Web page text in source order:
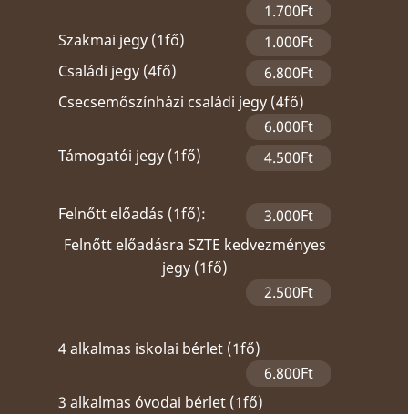
1.700Ft
Szakmai jegy (1fő)
1.000Ft
Családi jegy (4fő)
6.800Ft
Csecsemőszínházi családi jegy (4fő)
6.000Ft
Támogatói jegy (1fő)
4.500Ft
Felnőtt előadás (1fő):
3.000Ft
Felnőtt előadásra SZTE kedvezményes
jegy (1fő)
2.500Ft
4 alkalmas iskolai bérlet (1fő)
6.800Ft
3 alkalmas óvodai bérlet (1fő)